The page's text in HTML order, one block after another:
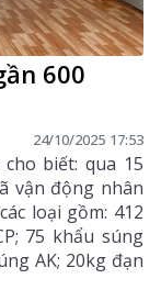
600
24/10/2025 17:53
biết: qua 15
vận động nhân
loại gồm: 412
75 khẩu súng
AK; 20kg đạn